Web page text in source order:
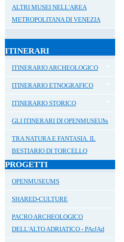
ALTRI MUSEI NELL'AREA
METROPOLITANA DI VENEZIA
ITINERARI
ITINERARIO ARCHEOLOGICO
ITINERARIO ETNOGRAFICO
ITINERARIO STORICO
GLI ITINERARI DI OPENMUSEUM
TRA NATURA E FANTASIA. IL
BESTIARIO DI TORCELLO
PROGETTI
OPENMUSEUMS
SHARED-CULTURE
PACRO ARCHEOLOGICO
DELL'ALTO ADRIATICO - PArJAd